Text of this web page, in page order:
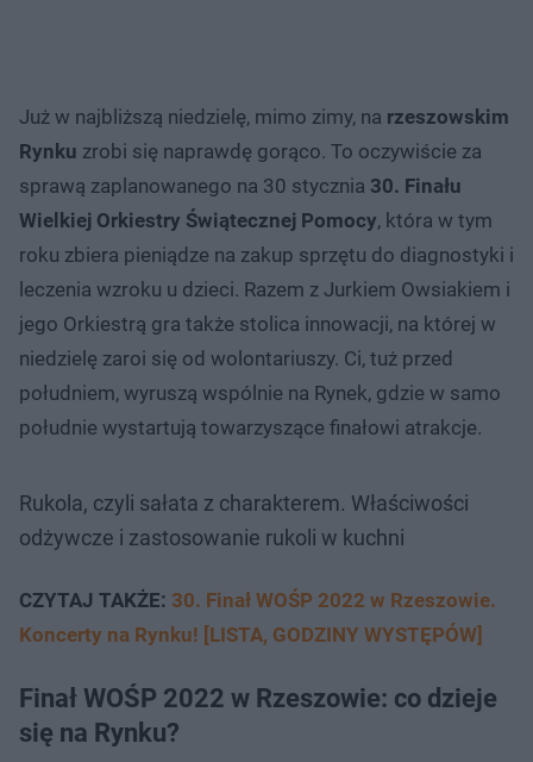
Już w najbliższą niedzielę, mimo zimy, na rzeszowskim
Rynku zrobi się naprawdę gorąco. To oczywiście za
sprawą zaplanowanego na 30 stycznia 30. Finału
Wielkiej Orkiestry Świątecznej Pomocy, która w tym
roku zbiera pieniądze na zakup sprzętu do diagnostyki i
leczenia wzroku u dzieci. Razem z Jurkiem Owsiakiem i
jego Orkiestrą gra także stolica innowacji, na której w
niedzielę zaroi się od wolontariuszy. Ci, tuż przed
południem, wyruszą wspólnie na Rynek, gdzie w samo
południe wystartują towarzyszące finałowi atrakcje.
Rukola, czyli sałata z charakterem. Właściwości
odżywcze i zastosowanie rukoli w kuchni
CZYTAJ TAKŻE: 30. Finał WOŚP 2022 w Rzeszowie.
Koncerty na Rynku! [LISTA, GODZINY WYSTĘPÓW]
Finał WOŚP 2022 w Rzeszowie: co dzieje
się na Rynku?